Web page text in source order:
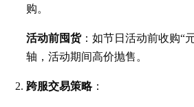
购。
活动前囤货：如节日活动前收购“
轴，活动期间高价抛售。
跨服交易策略：